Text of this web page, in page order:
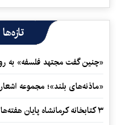
تازه‌ها
«چنین گفت مجتهد فلسفه» به
«ماذنه‌های بلند»؛ مجموعه
۳ کتابخانه کرمانشاه پایان هفته‌ها فعال هستند